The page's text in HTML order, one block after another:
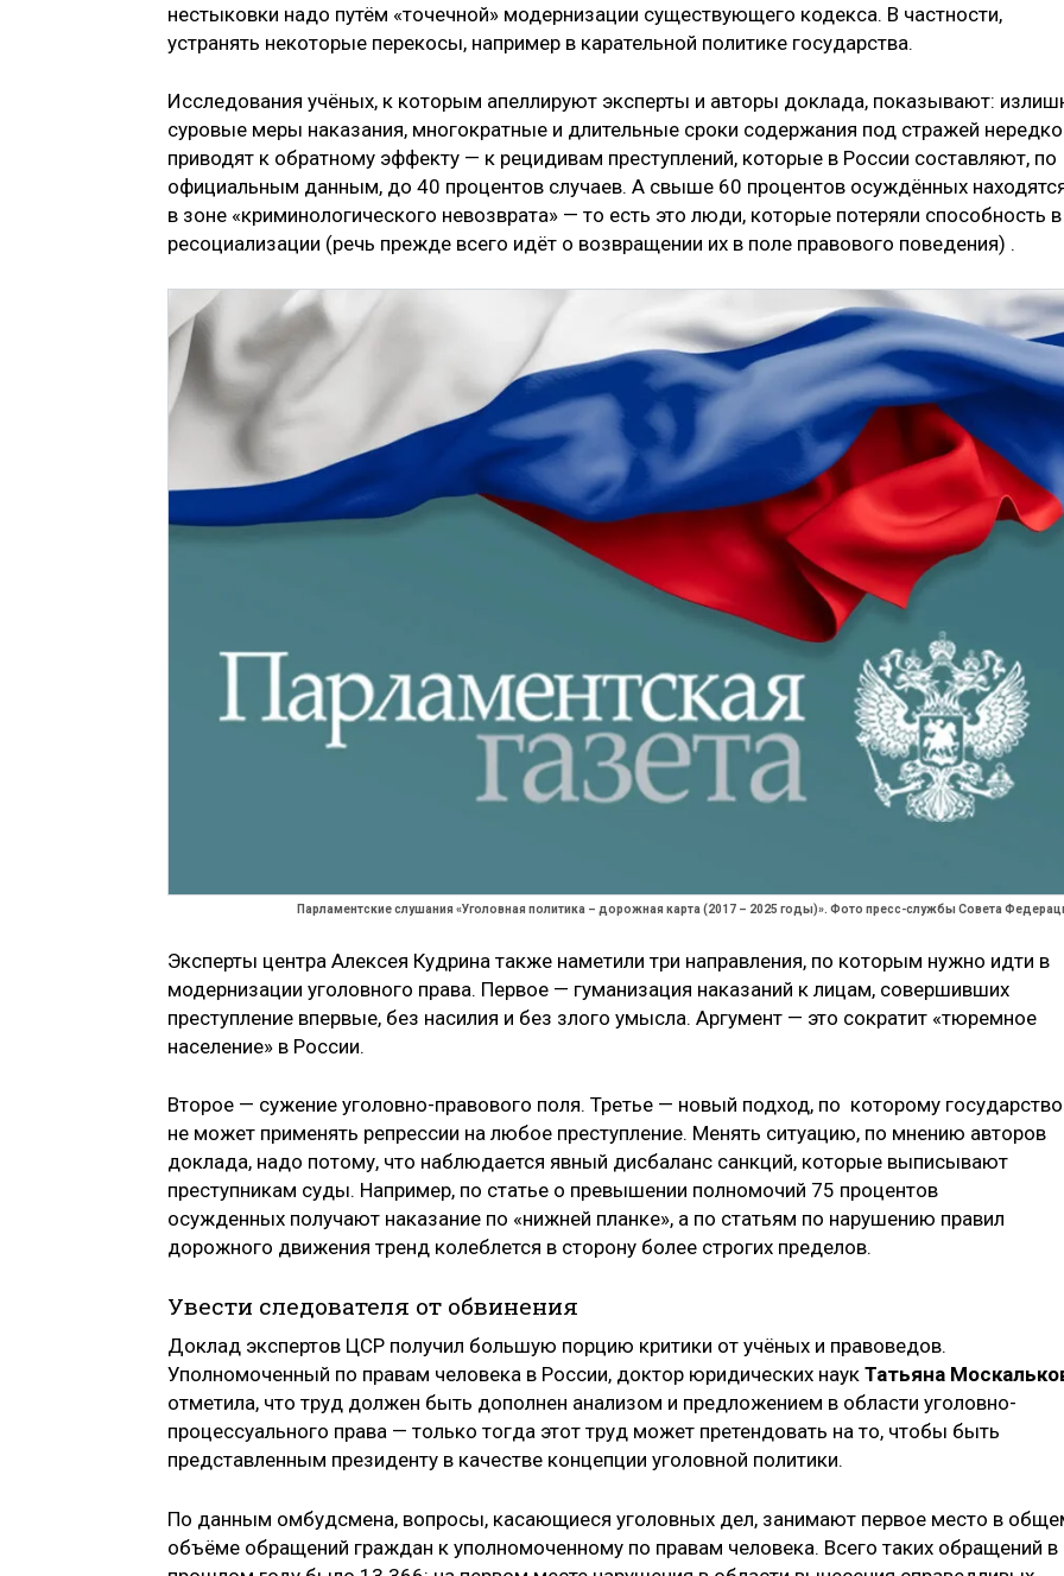
нестыковки надо путём «точечной» модернизации существующего кодекса. В частности,
устранять некоторые перекосы, например в карательной политике государства.
Исследования учёных, к которым апеллируют эксперты и авторы доклада, показывают:
суровые меры наказания, многократные и длительные сроки содержания под стражей нередко
приводят к обратному эффекту — к рецидивам преступлений, которые в России составляют, по
официальным данным, до 40 процентов случаев. А свыше 60 процентов осуждённых
в зоне «криминологического невозврата» — то есть это люди, которые потеряли способность в
ресоциализации (речь прежде всего идёт о возвращении их в поле правового поведения) .
Парламентские слушания «Уголовная политика – дорожная карта (2017 – 2025 годы)». Фото пресс-службы Совета
Эксперты центра Алексея Кудрина также наметили три направления, по которым нужно идти в
модернизации уголовного права. Первое — гуманизация наказаний к лицам, совершивших
преступление впервые, без насилия и без злого умысла. Аргумент — это сократит «тюремное
население» в России.
Второе — сужение уголовно-правового поля. Третье — новый подход, по которому государство
не может применять репрессии на любое преступление. Менять ситуацию, по мнению авторов
доклада, надо потому, что наблюдается явный дисбаланс санкций, которые выписывают
преступникам суды. Например, по статье о превышении полномочий 75 процентов
осужденных получают наказание по «нижней планке», а по статьям по нарушению правил
дорожного движения тренд колеблется в сторону более строгих пределов.
Увести следователя от обвинения
Доклад экспертов ЦСР получил большую порцию критики от учёных и правоведов.
Уполномоченный по правам человека в России, доктор юридических наук Татьяна
отметила, что труд должен быть дополнен анализом и предложением в области уголовно-
процессуального права — только тогда этот труд может претендовать на то, чтобы быть
представленным президенту в качестве концепции уголовной политики.
По данным омбудсмена, вопросы, касающиеся уголовных дел, занимают первое место в
объёме обращений граждан к уполномоченному по правам человека. Всего таких обращений в